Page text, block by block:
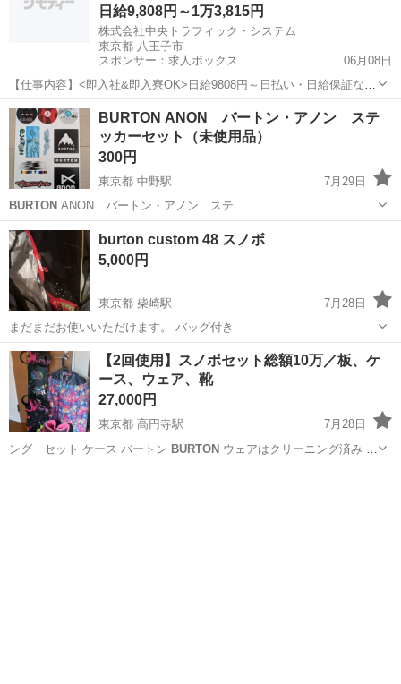
日給9,808円～1万3,815円
株式会社中央トラフィック・システム
東京都 八王子市
スポンサー：求人ボックス
06月08日
【仕事内容】<即入社&即入寮OK>日給9808円～日払い・日給保証など
待遇充実!寮費2ヶ月無料×祝金4.5万円有 <募集情報> 時間・お金の心配
ゼロでスタート/ ・2ヶ月寮費費無料 ・入社祝い金4.5万円 ・日払いOK
・プライベ...
アルバイト・パート
BURTON ANON バートン・アノン ステ
ッカーセット（未使用品）
300円
東京都 中野駅
7月29日
BURTON ANON バートン・アノン ステ…
東京 中野区
burton custom 48 スノボ
5,000円
東京都 柴崎駅
7月28日
まだまだお使いいただけます。 バッグ付き
東京 調布市 柴崎駅 スノーボード 使い
【2回使用】スノボセット総額10万／板、ケ
ース、ウェア、靴
27,000円
東京都 高円寺駅
7月28日
ング セット ケース バートン BURTON